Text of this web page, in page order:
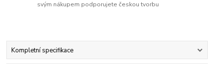
svým nákupem podporujete českou tvorbu
Kompletní specifikace